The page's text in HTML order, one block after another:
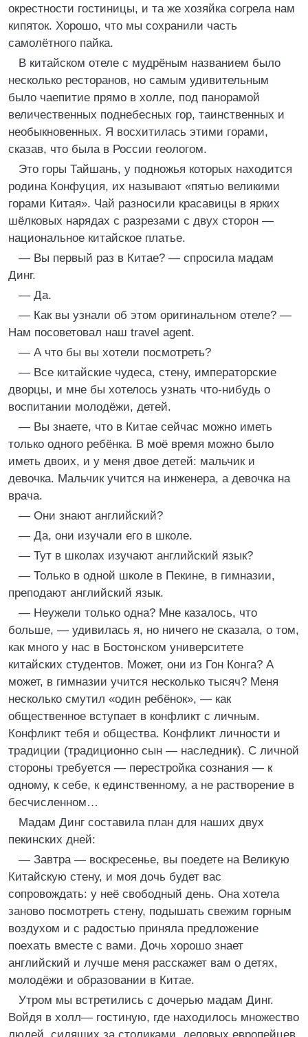
окрестности гостиницы, и та же хозяйка согрела нам
кипяток. Хорошо, что мы сохранили часть
самолётного пайка.
В китайском отеле с мудрёным названием было
несколько ресторанов, но самым удивительным
было чаепитие прямо в холле, под панорамой
величественных поднебесных гор, таинственных и
необыкновенных. Я восхитилась этими горами,
сказав, что была в России геологом.
Это горы Тайшань, у подножья которых находится
родина Конфуция, их называют «пятью великими
горами Китая». Чай разносили красавицы в ярких
шёлковых нарядах с разрезами с двух сторон —
национальное китайское платье.
— Вы первый раз в Китае? — спросила мадам
Динг.
— Да.
— Как вы узнали об этом оригинальном отеле? —
Нам посоветовал наш travel agent.
— А что бы вы хотели посмотреть?
— Все китайские чудеса, стену, императорские
дворцы, и мне бы хотелось узнать что‑нибудь о
воспитании молодёжи, детей.
— Вы знаете, что в Китае сейчас можно иметь
только одного ребёнка. В моё время можно было
иметь двоих, и у меня двое детей: мальчик и
девочка. Мальчик учится на инженера, а девочка на
врача.
— Они знают английский?
— Да, они изучали его в школе.
— Тут в школах изучают английский язык?
— Только в одной школе в Пекине, в гимназии,
преподают английский язык.
— Неужели только одна? Мне казалось, что
больше, — удивилась я, но ничего не сказала, о том,
как много у нас в Бостонском университете
китайских студентов. Может, они из Гон Конга? А
может, в гимназии учится несколько тысяч? Меня
несколько смутил «один ребёнок», — как
общественное вступает в конфликт с личным.
Конфликт тебя и общества. Конфликт личности и
традиции (традиционно сын — наследник). С личной
стороны требуется — перестройка сознания — к
одному, к себе, к единственному, а не растворение в
бесчисленном…
Мадам Динг составила план для наших двух
пекинских дней:
— Завтра — воскресенье, вы поедете на Великую
Китайскую стену, и моя дочь будет вас
сопровождать: у неё свободный день. Она хотела
заново посмотреть стену, подышать свежим горным
воздухом и с радостью приняла предложение
поехать вместе с вами. Дочь хорошо знает
английский и лучше меня расскажет вам о детях,
молодёжи и образовании в Китае.
Утром мы встретились с дочерью мадам Динг.
Войдя в холл— гостиную, где находилось множество